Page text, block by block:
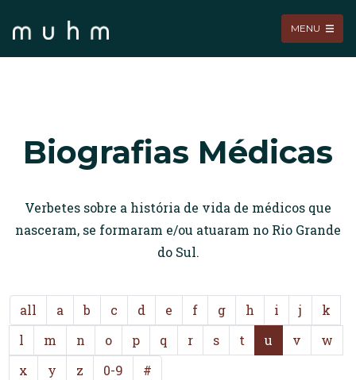
MENU
Biografias Médicas
Verbetes sobre a história de vida de médicos que
nasceram, se formaram e/ou atuaram no Rio Grande
do Sul.
all a b c d e f g h i j
k
l
m n o p q r s t u v
w
x
y z 0-9 #